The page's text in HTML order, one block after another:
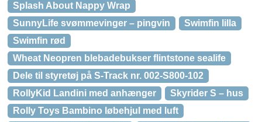
Splash About Nappy Wrap
SunnyLife svømmevinger – pingvin
Swimfin lilla
Swimfin rød
Wheat Neopren blebadebukser flintstone sealife
Dele til styretøj på S-Track nr. 002-S800-102
RollyKid Landini med anhænger
Skyrider S – hus
Rolly Toys Bambino løbehjul med luft